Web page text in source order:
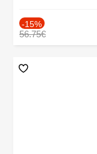
-15%
56.75€